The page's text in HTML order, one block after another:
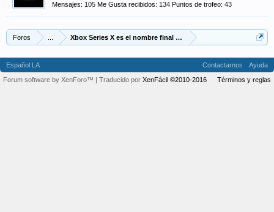
Mensajes: 105 Me Gusta recibidos: 134 Puntos de trofeo: 43
Foros Xbox Series X es el nombre final de project Scarlet
Español LA Contactarnos
Ayuda
Términos y reglas
Forum software by XenForo™ | Traducido por XenFácil ©2010-2016